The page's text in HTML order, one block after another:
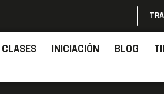
CLASES INICIACIÓN BLOG